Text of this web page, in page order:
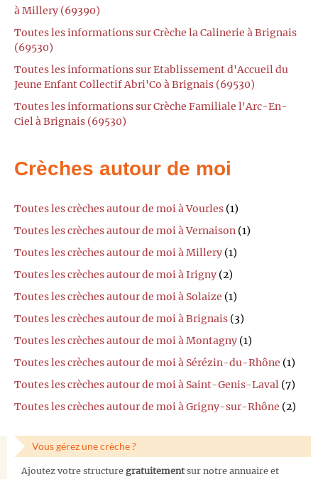
à Millery (69390)
Toutes les informations sur Crèche la Calinerie à Brignais
(69530)
Toutes les informations sur Etablissement d'Accueil du
Jeune Enfant Collectif Abri'Co à Brignais (69530)
Toutes les informations sur Crèche Familiale l'Arc-En-
Ciel à Brignais (69530)
Crèches autour de moi
Toutes les crèches autour de moi à Vourles (1)
Toutes les crèches autour de moi à Vernaison (1)
Toutes les crèches autour de moi à Millery (1)
Toutes les crèches autour de moi à Irigny (2)
Toutes les crèches autour de moi à Solaize (1)
Toutes les crèches autour de moi à Brignais (3)
Toutes les crèches autour de moi à Montagny (1)
Toutes les crèches autour de moi à Sérézin-du-Rhône (1)
Toutes les crèches autour de moi à Saint-Genis-Laval (7)
Toutes les crèches autour de moi à Grigny-sur-Rhône (2)
Vous gérez une crèche ?
Ajoutez votre structure gratuitementsur notre annuaire et